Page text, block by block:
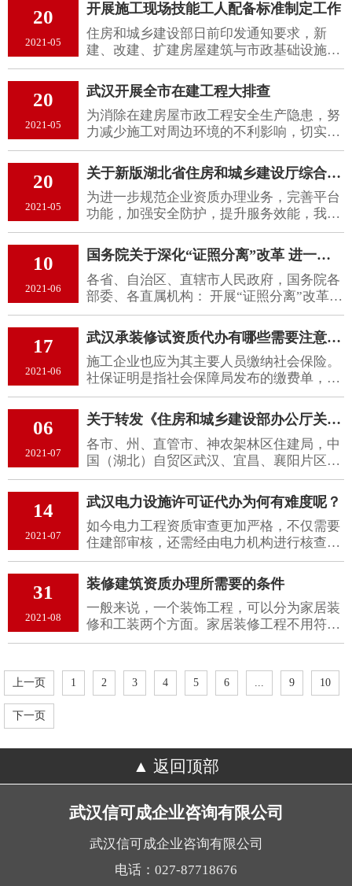
20
2021-05
开展施工现场技能工人配备标准制定工作
住房和城乡建设部日前印发通知要求，新
建、改建、扩建房屋建筑与市政基础设施工
程建设项目，均应制定相应的施工现场技能
工人配备标准。
20
2021-05
武汉开展全市在建工程大排查
为消除在建房屋市政工程安全生产隐患，努
力减少施工对周边环境的不利影响，切实提
升城建精细化、标准化水平，现决定从即日
起在全市范围内组织开展在建房屋市政工程
安全文明施工大排查行动。现就有关事项通
知如下：
20
2021-05
关于新版湖北省住房和城乡建设厅综合政务服务平台上线运行的通知
为进一步规范企业资质办理业务，完善平台
功能，加强安全防护，提升服务效能，我厅
对原湖北省住房和城乡建设厅行政审批信息
平台（以下简称“旧平台”）升级改版，建成
了新版湖北省住房和城乡建设厅综合政务服
务平台（以下简称“新平台”），现就新旧平
台相关使用事项通知如下：
10
2021-06
国务院关于深化“证照分离”改革 进一步激发市场主体发展活力的通知
各省、自治区、直辖市人民政府，国务院各
部委、各直属机构： 开展“证照分离”改革，
是落实党中央、国务院重大决策部署，深
化“放管服”改革、优化营商环境的重要举
措，对于正确处理政府和市场关系、加快完
善社会主义市场经济体制具有重大意义。为
深化“证照分离”改革，进一步激发市场主体
发展活力，国务院决定在全国范围内推
行“证照分离”改革全覆盖，并在自由贸易试
验区加大改革试点力度。现就有关事项通知
如下：
17
2021-06
武汉承装修试资质代办有哪些需要注意的要点？
施工企业也应为其主要人员缴纳社会保险。
社保证明是指社会保障局发布的缴费单，详
细规定了社会保险申请人的电脑号码，身份
证号码，开始缴费时间和结束时间以及缴费
金额。
06
2021-07
关于转发《住房和城乡建设部办公厅关于做好建筑业“证照分离”改革衔接有关工作的通知》的通知
各市、州、直管市、神农架林区住建局，中
国（湖北）自贸区武汉、宜昌、襄阳片区，
各有关企业： 现将《住房和城乡建设部办公
厅关于做好建筑业“证照分离”改革衔接有关
工作的通知》（建办市〔2021〕30号）转发
你们，请按有关要求抓好落实，并就有关事
项通知如下：
14
2021-07
武汉电力设施许可证代办为何有难度呢？
如今电力工程资质审查更加严格，不仅需要
住建部审核，还需经由电力机构进行核查。
这要求申请企业需准备并提交两份材料。由
于各部门审核要求不同，也很难保证会通过
审核。
31
2021-08
装修建筑资质办理所需要的条件
一般来说，一个装饰工程，可以分为家居装
修和工装两个方面。家居装修工程不用符合
资格，因此您无需知道装修资质怎么办理。
饰和装饰工程的资格
上一页 1 2 3 4 5 6 9 10
下一页
返回顶部
武汉信可成企业咨询有限公司
武汉信可成企业咨询有限公司
电话：027-87718676